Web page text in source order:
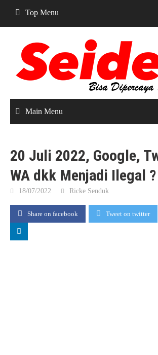
content
Top Menu
Main Menu
20 Juli 2022, Google,
WA dkk Menjadi Ilegal ?
18/07/2022 Ricke Senduk
Share on facebook Tweet on twitter